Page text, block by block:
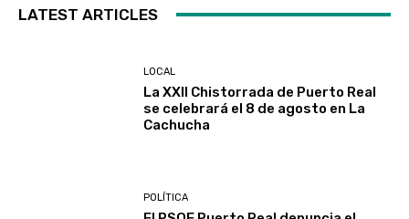
LATEST ARTICLES
LOCAL
La XXII Chistorrada de Puerto Real
se celebrará el 8 de agosto en La
Cachucha
POLÍTICA